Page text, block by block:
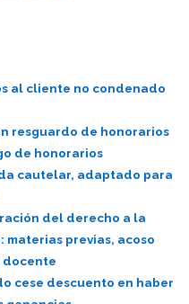
al cliente no condenado
resguardo de honorarios
de honorarios
cautelar, adaptado para
del derecho a la
materias previas, acoso
docente
cese descuento en haber